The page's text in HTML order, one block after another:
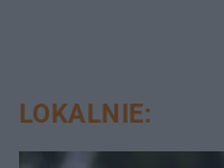
LOKALNIE: